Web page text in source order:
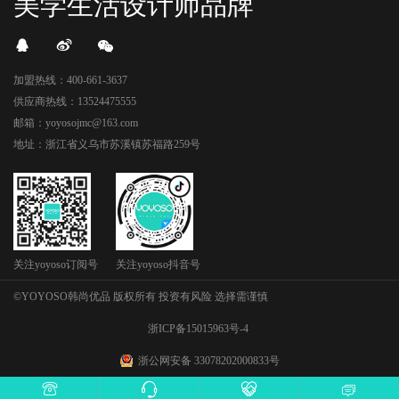
加盟热线：400-661-3637
供应商热线：13524475555
邮箱：yoyosojmc@163.com
地址：浙江省义乌市苏溪镇苏福路259号
关注yoyoso订阅号 关注yoyoso抖音号
©YOYOSO韩尚优品 版权所有 投资有风险 选择需谨慎
浙ICP备15015963号-4
浙公网安备 33078202000833号